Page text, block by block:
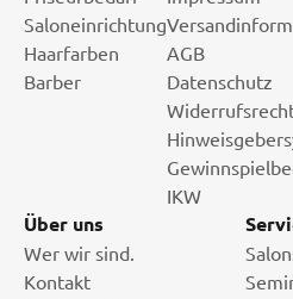
Saloneinrichtung
Haarfarben
Barber
AGB
Datenschutz
IKW
Über uns
Wer wir sind.
Kontakt